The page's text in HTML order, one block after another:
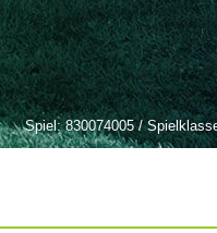
Spiel:830074005 /